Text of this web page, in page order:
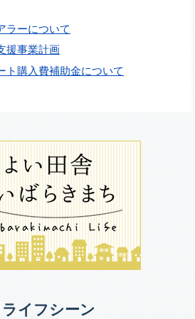
ラーについて
援事業計画
ト購入費補助金について
ライフシーン